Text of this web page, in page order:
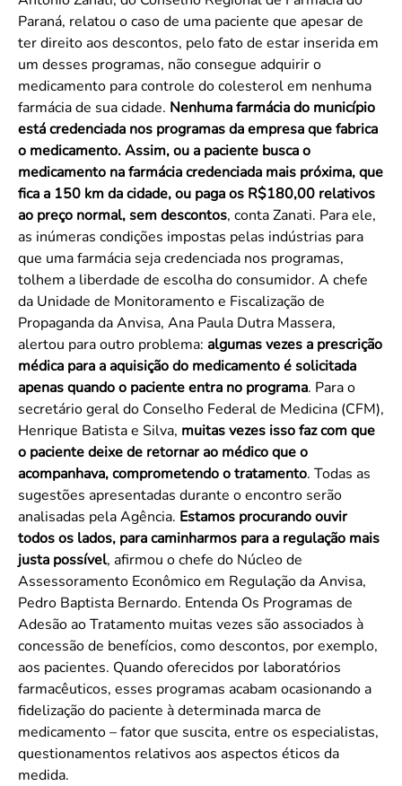
Paraná, relatou o caso de uma paciente que apesar de
ter direito aos descontos, pelo fato de estar inserida em
um desses programas, não consegue adquirir o
medicamento para controle do colesterol em nenhuma
farmácia de sua cidade. Nenhuma farmácia do município
está credenciada nos programas da empresa que fabrica
o medicamento. Assim, ou a paciente busca o
medicamento na farmácia credenciada mais próxima, que
fica a 150 km da cidade, ou paga os R$180,00 relativos
ao preço normal, sem descontos, conta Zanati. Para ele,
as inúmeras condições impostas pelas indústrias para
que uma farmácia seja credenciada nos programas,
tolhem a liberdade de escolha do consumidor. A chefe
da Unidade de Monitoramento e Fiscalização de
Propaganda da Anvisa, Ana Paula Dutra Massera,
alertou para outro problema: algumas vezes a prescrição
médica para a aquisição do medicamento é solicitada
apenas quando o paciente entra no programa. Para o
secretário geral do Conselho Federal de Medicina (CFM),
Henrique Batista e Silva, muitas vezes isso faz com que
o paciente deixe de retornar ao médico que o
acompanhava, comprometendo o tratamento. Todas as
sugestões apresentadas durante o encontro serão
analisadas pela Agência. Estamos procurando ouvir
todos os lados, para caminharmos para a regulação mais
justa possível, afirmou o chefe do Núcleo de
Assessoramento Econômico em Regulação da Anvisa,
Pedro Baptista Bernardo. Entenda Os Programas de
Adesão ao Tratamento muitas vezes são associados à
concessão de benefícios, como descontos, por exemplo,
aos pacientes. Quando oferecidos por laboratórios
farmacêuticos, esses programas acabam ocasionando a
fidelização do paciente à determinada marca de
medicamento – fator que suscita, entre os especialistas,
questionamentos relativos aos aspectos éticos da
medida.